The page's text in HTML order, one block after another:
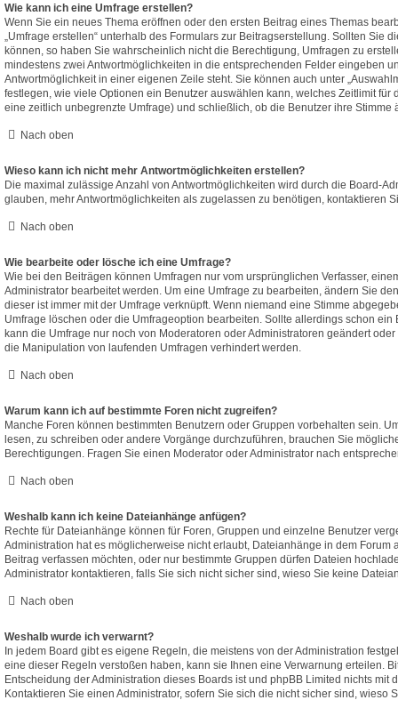
Wie kann ich eine Umfrage erstellen?
Wenn Sie ein neues Thema eröffnen oder den ersten Beitrag eines Themas
„Umfrage erstellen“ unterhalb des Formulars zur Beitragserstellung. Sollten Sie
können, so haben Sie wahrscheinlich nicht die Berechtigung, Umfragen zu
mindestens zwei Antwortmöglichkeiten in die entsprechenden Felder eingeben
Antwortmöglichkeit in einer eigenen Zeile steht. Sie können auch unter
festlegen, wie viele Optionen ein Benutzer auswählen kann, welches Zeitlimit für
eine zeitlich unbegrenzte Umfrage) und schließlich, ob die Benutzer ihre Stimme
Nach oben
Wieso kann ich nicht mehr Antwortmöglichkeiten erstellen?
Die maximal zulässige Anzahl von Antwortmöglichkeiten wird durch die Board-
glauben, mehr Antwortmöglichkeiten als zugelassen zu benötigen, kontaktieren
Nach oben
Wie bearbeite oder lösche ich eine Umfrage?
Wie bei den Beiträgen können Umfragen nur vom ursprünglichen Verfasser,
Administrator bearbeitet werden. Um eine Umfrage zu bearbeiten, ändern Sie
dieser ist immer mit der Umfrage verknüpft. Wenn niemand eine Stimme
Umfrage löschen oder die Umfrageoption bearbeiten. Sollte allerdings schon ein
kann die Umfrage nur noch von Moderatoren oder Administratoren geändert
die Manipulation von laufenden Umfragen verhindert werden.
Nach oben
Warum kann ich auf bestimmte Foren nicht zugreifen?
Manche Foren können bestimmten Benutzern oder Gruppen vorbehalten sein.
lesen, zu schreiben oder andere Vorgänge durchzuführen, brauchen Sie
Berechtigungen. Fragen Sie einen Moderator oder Administrator nach
Nach oben
Weshalb kann ich keine Dateianhänge anfügen?
Rechte für Dateianhänge können für Foren, Gruppen und einzelne Benutzer
Administration hat es möglicherweise nicht erlaubt, Dateianhänge in dem Forum
Beitrag verfassen möchten, oder nur bestimmte Gruppen dürfen Dateien
Administrator kontaktieren, falls Sie sich nicht sicher sind, wieso Sie keine
Nach oben
Weshalb wurde ich verwarnt?
In jedem Board gibt es eigene Regeln, die meistens von der Administration
eine dieser Regeln verstoßen haben, kann sie Ihnen eine Verwarnung erteilen.
Entscheidung der Administration dieses Boards ist und phpBB Limited nichts mit
Kontaktieren Sie einen Administrator, sofern Sie sich die nicht sicher sind, wieso